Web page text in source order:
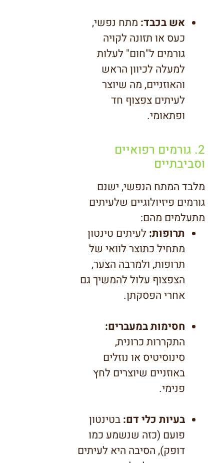
אש בכבד: מתח נפשי,
כעס או תזונה לקויה
גורמים ל"חום" לעלות
למעלה לכיוון הראש
והאוזניים, מה שיוצר
לעיתים צפצוף חד
ופתאומי.
2. גורמים רפואיים
וסביבתיים
מלבד המתח הנפשי, ישנם
גורמים פיזיולוגיים שלעיתים
מתעלמים מהם:
תרופות: לעיתים טינטון
מתחיל כתוצר לוואי של
תרופות, ולמרבה הצער,
הצפצוף עלול להמשיך גם
אחרי הפסקתן.
חסימות במעברים:
התקררות כרונית,
סינוסיטיס או נוזלים
באוזניים שיוצרים לחץ
פנימי.
בעיות כלי דם:בטינטון
פועם (כזה שנשמע כמו
דופק), הסיבה היא לעיתים